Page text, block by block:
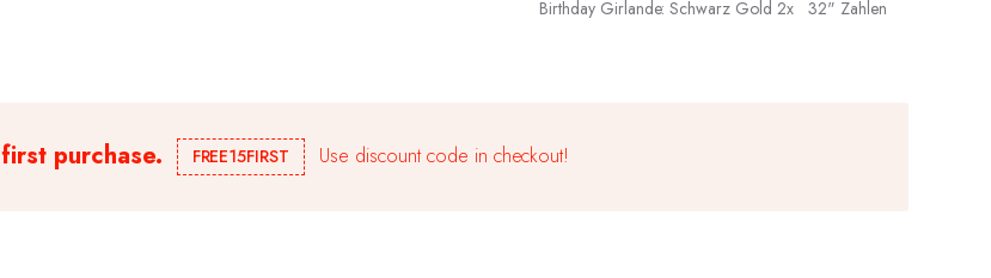
Birthday Girlande: Schwarz Gold 2x 32" Zahlen
first purchase. FREE15FIRST Use discount code in checkout!